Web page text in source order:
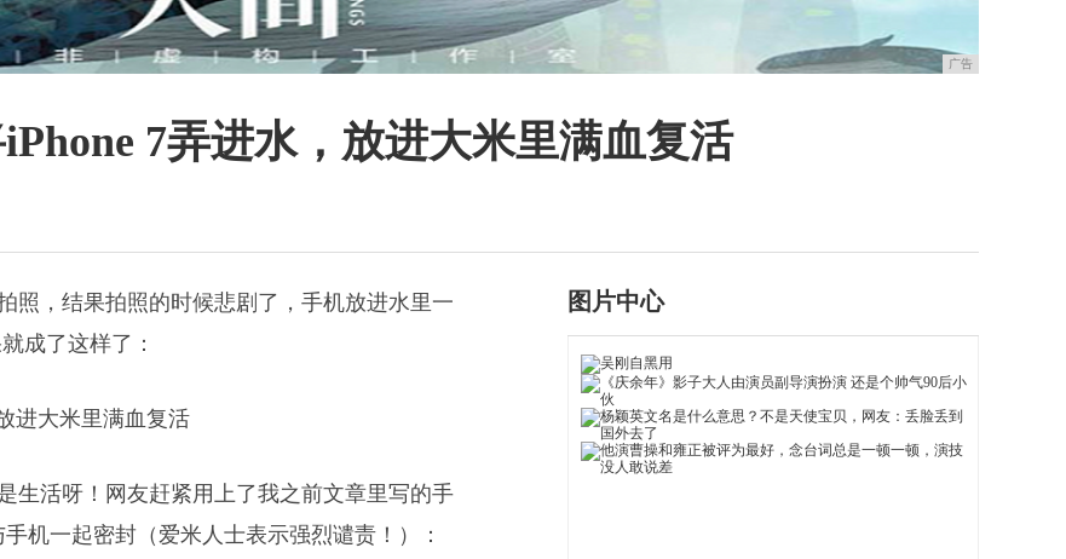
广告
7弄进水，放进大米里满血复活
照，结果拍照的时候悲剧了，手机放进水里一
成了这样了：
生活呀！网友赶紧用上了我之前文章里写的手
机一起密封（爱米人士表示强烈谴责！）：
图片中心